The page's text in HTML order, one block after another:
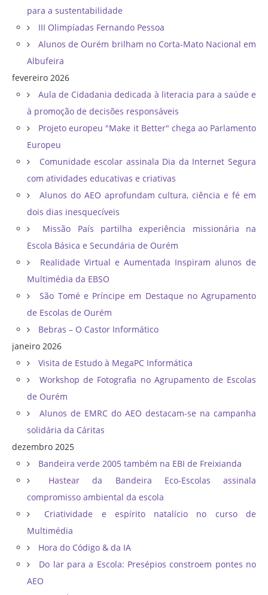
para a sustentabilidade
III Olimpíadas Fernando Pessoa
Alunos de Ourém brilham no Corta-Mato Nacional em
Albufeira
fevereiro 2026
Aula de Cidadania dedicada à literacia para a saúde e
à promoção de decisões responsáveis
Projeto europeu "Make it Better" chega ao Parlamento
Europeu
Comunidade escolar assinala Dia da Internet Segura
com atividades educativas e criativas
Alunos do AEO aprofundam cultura, ciência e fé em
dois dias inesquecíveis
Missão País partilha experiência missionária na
Escola Básica e Secundária de Ourém
Realidade Virtual e Aumentada Inspiram alunos de
Multimédia da EBSO
São Tomé e Príncipe em Destaque no Agrupamento
de Escolas de Ourém
Bebras – O Castor Informático
janeiro 2026
Visita de Estudo à MegaPC Informática
Workshop de Fotografia no Agrupamento de Escolas
de Ourém
Alunos de EMRC do AEO destacam-se na campanha
solidária da Cáritas
dezembro 2025
Bandeira verde 2005 também na EBI de Freixianda
Hastear da Bandeira Eco-Escolas assinala
compromisso ambiental da escola
Criatividade e espírito natalício no curso de
Multimédia
Hora do Código & da IA
Do lar para a Escola: Presépios constroem pontes no
AEO